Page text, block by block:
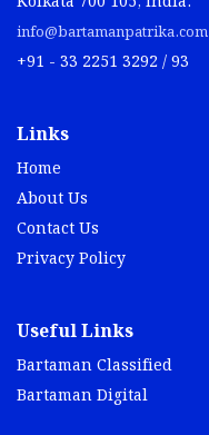
info@bartamanpatrika.com
+91 - 33 2251 3292 / 93
Links
Home
About Us
Contact Us
Privacy Policy
Useful Links
Bartaman Classified
Bartaman Digital